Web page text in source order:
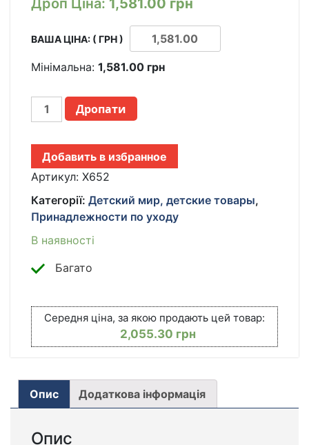
ВАША ЦІНА: ( ГРН )
Мінімальна: 1,581.00 грн
ДЕТСКИЙ
КУПАНИЯ
POPYPAPA
BABY
В-1
|
СКЛАДНАЯ
ДЕТСКАЯ
ВАННОЧКА
СО
|
СИДЕНЬЕ
ДЛЯ
КУПАНИЯ
КІЛЬКІСТЬ
Дропати
Добавить в избранное
Артикул: X652
Категорії: Детский мир, детские товары,
Принадлежности по уходу
В наявності
Багато
Середня ціна, за якою продають цей товар:
2,055.30 грн
Опис Додаткова інформація
Опис